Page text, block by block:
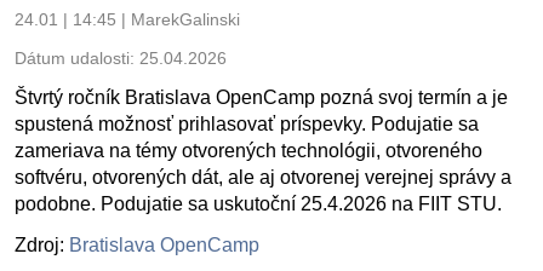
24.01 | 14:45 | MarekGalinski
Dátum udalosti: 25.04.2026
Štvrtý ročník Bratislava OpenCamp pozná svoj termín a je
spustená možnosť prihlasovať príspevky. Podujatie sa
zameriava na témy otvorených technológii, otvoreného
softvéru, otvorených dát, ale aj otvorenej verejnej správy a
podobne. Podujatie sa uskutoční 25.4.2026 na FIIT STU.
Zdroj: Bratislava OpenCamp